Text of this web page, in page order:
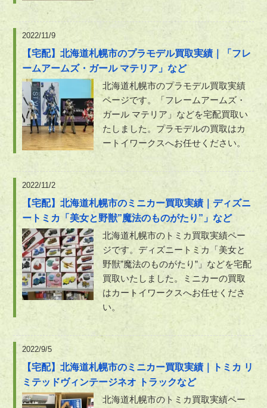
2022/11/9
【宅配】北海道札幌市のプラモデル買取実績｜「フレ
ームアームズ・ガール マテリア」など
北海道札幌市のプラモデル買取実績
ページです。「フレームアームズ・
ガール マテリア」などを宅配買取い
たしました。プラモデルの買取はカ
ートイワークスへお任せください。
2022/11/2
【宅配】北海道札幌市のミニカー買取実績｜ディズニ
ートミカ「美女と野獣”魔法のものがたり”」など
北海道札幌市のトミカ買取実績ペー
ジです。ディズニートミカ「美女と
野獣”魔法のものがたり”」などを宅配
買取いたしました。ミニカーの買取
はカートイワークスへお任せくださ
い。
2022/9/5
【宅配】北海道札幌市のミニカー買取実績｜トミカ リ
ミテッドヴィンテージネオ トラックなど
北海道札幌市のトミカ買取実績ペー